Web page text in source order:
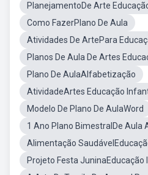
PlanejamentoDe Arte
Como FazerPlano De Aula
Atividades De ArtePara
Planos De Aula De Artes
Plano De AulaAlfabetização
AtividadeArtes Educação
Modelo De Plano De AulaWord
1 Ano Plano BimestralDe Aula
Alimentação
Projeto Festa JuninaEducação